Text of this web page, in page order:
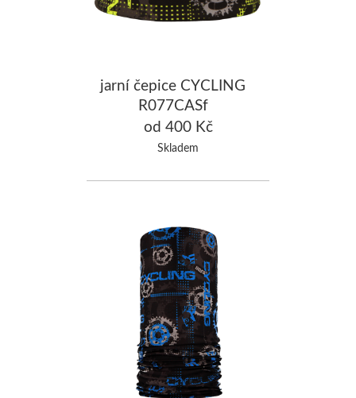
jarní čepice CYCLING
R077CASf
od 400 Kč
Skladem